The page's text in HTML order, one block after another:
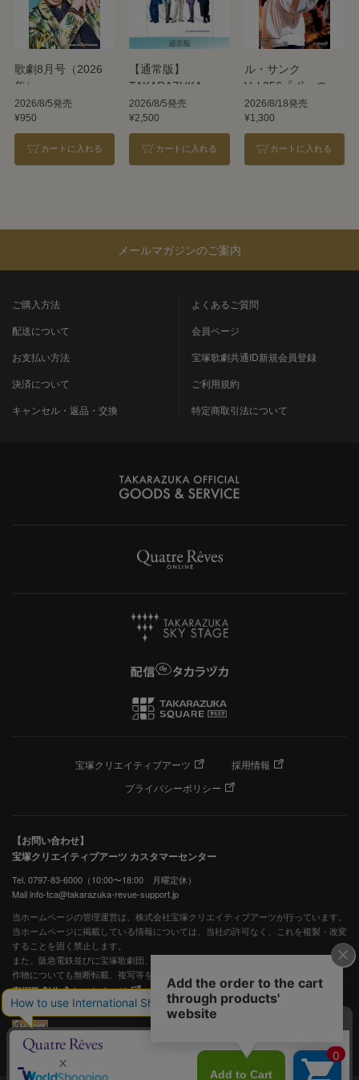
歌劇8月号（2026
年）
2026/8/5発売
¥950
カートに入れる
【通常版】
TAKARAZUKA
REVUE 2026
2026/8/5発売
¥2,500
カートに入れる
ル・サンク
Vol.256『ポーの一
族』＜雪組＞
2026/8/18発売
¥1,300
カートに入れる
メールマガジンのご案内
ご購入方法
配送について
お支払い方法
決済について
キャンセル・返品・交換
よくあるご質問
会員ページ
宝塚歌劇共通ID新規会員登録
ご利用規約
特定商取引法について
宝塚クリエイティブアーツ
採用情報
プライバシーポリシー
【お問い合わせ】
宝塚クリエイティブアーツ カスタマーセンター
Tel. 0797-83-6000（10:00〜18:00 月曜定休）
Mail info-tca@takarazuka-revue-support.jp
当ホームページの管理運営は、株式会社宝塚クリエイティブアーツが行っています。
当ホームページに掲載している情報については、当社の許可なく、これを複製・改変
することを固く禁止します。
また、阪急電鉄並びに宝塚歌劇団、宝塚クリエイティブアーツの出版物ほか写真等著
作物についても無断転載、複写等を禁じます。
宝塚歌劇公式ホームページ
JASRAC許諾番号：S0507081515
JASRAC許諾番号：9009941002Y45040